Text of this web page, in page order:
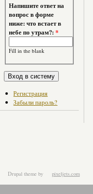
Напишите ответ на
вопрос в форме
ниже: что встает в
небе по утрам?:*
Fill in the blank
Регистрация
Забыли пароль?
Drupal theme by pixeljets.com